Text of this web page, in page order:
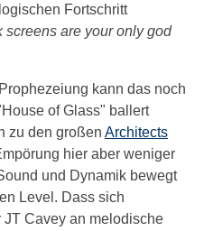
Fortschritt
screens are your only god
kann das noch
of Glass" ballert
zu den großen Architects
hier aber weniger
und Dynamik bewegt
Level. Dass sich
Cavey an melodische